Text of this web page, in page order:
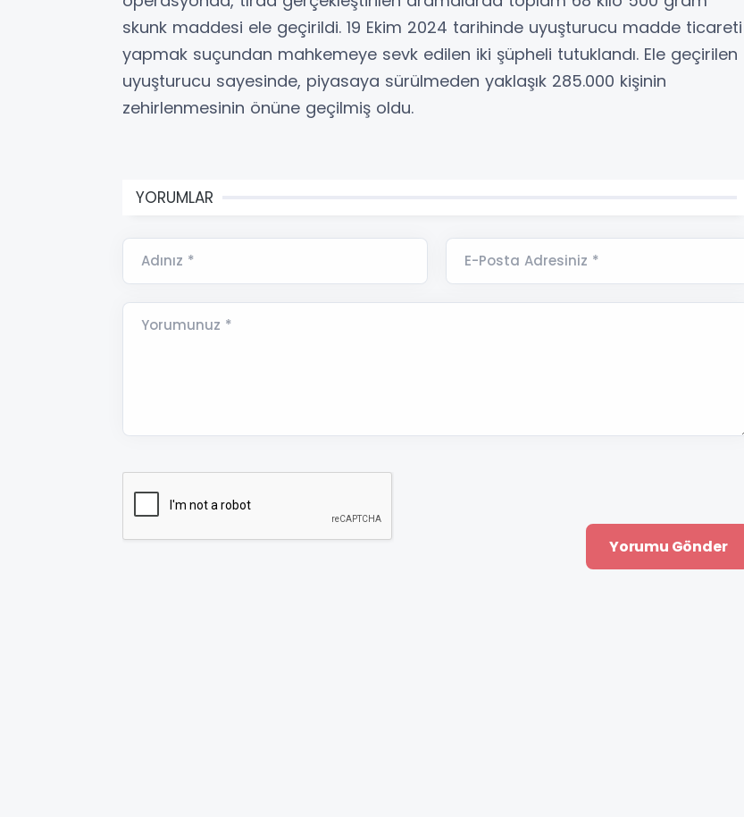
skunk maddesi ele geçirildi. 19 Ekim 2024 tarihinde uyuşturucu madde ticareti
yapmak suçundan mahkemeye sevk edilen iki şüpheli tutuklandı. Ele geçirilen
uyuşturucu sayesinde, piyasaya sürülmeden yaklaşık 285.000 kişinin
zehirlenmesinin önüne geçilmiş oldu.
YORUMLAR
Adınız * E-Posta Adresiniz *
Yorumunuz *